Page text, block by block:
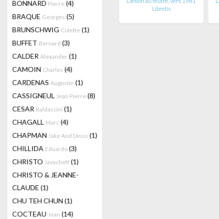
BONNARD Pierre (4)
BRAQUE Georges (5)
BRUNSCHWIG Colette (1)
BUFFET Bernard (3)
CALDER Alexander (1)
CAMOIN Charles (4)
CARDENAS Augustin (1)
CASSIGNEUL Jean Pierre (8)
CESAR Baldaccini (1)
CHAGALL Marc (4)
CHAPMAN Jake And Dinos (1)
CHILLIDA Eduardo (3)
CHRISTO Javacheff (1)
CHRISTO & JEANNE-
CLAUDE (1)
CHU TEH CHUN (1)
COCTEAU Jean (14)
Libretis